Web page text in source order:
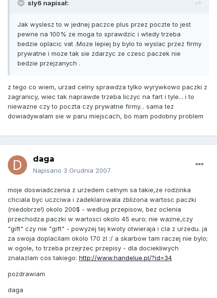
sly6 napisał:
Jak wyslesz to w jednej paczce plus przez poczte to jest
pewne na 100% ze moga to sprawdzic i wtedy trzeba
bedzie oplacic vat .Moze lepiej by bylo to wyslac przez firmy
prywatne i moze tak sie zdarzyc ze czesc paczek nie
bedzie przejzanych .
z tego co wiem, urzad celny sprawdza tylko wyrywkowo paczki z
zagranicy, wiec tak naprawde trzeba liczyc na fart i tyle... i to
niewazne czy to poczta czy prywatne firmy... sama tez
dowiadywalam sie w paru miejscach, bo mam podobny problem
daga
Napisano 3 Grudnia 2007
moje doswiadczenia z urzedem celnym sa takie,ze rodzinka
chciala byc uczciwa i zadeklarowala zblizona wartosc paczki
(niedobrze!) okolo 200$ - wedlug przepisow, bez oclenia
przechodza paczki w wartosci okolo 45 euro; nie wazne,czy
"gift" czy nie "gift" - powyzej tej kwoty otwieraja i cla z urzedu. ja
za swoja doplacilam okolo 170 zl :/ a skarbow tam raczej nie bylo;
w ogole, to trzeba przejrzec przepisy - dla dociekliwych
znalazlam cos takiego: http://www.handelue.pl/?id=34
pozdrawiam
daga